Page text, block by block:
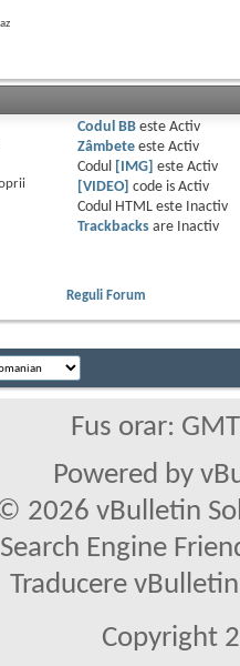
Codul BBeste Activ
Zâmbeteeste Activ
Codul
[IMG] este Activ
[VIDEO]
code is Activ
Codul HTML este
Inactiv
Trackbacksare
Inactiv
Reguli Forum
Fus orar:
Powered by
2026 vBulletin
Search Engine
Traducere
Copyright